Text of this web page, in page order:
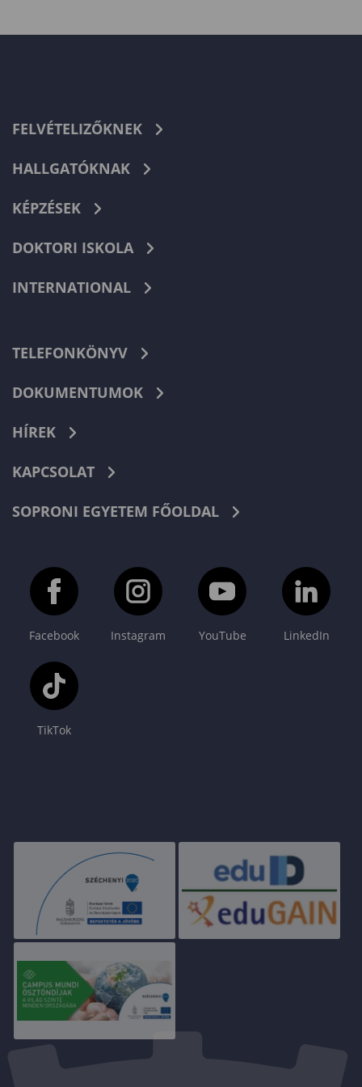
FELVÉTELIZŐKNEK
HALLGATÓKNAK
KÉPZÉSEK
DOKTORI ISKOLA
INTERNATIONAL
TELEFONKÖNYV
DOKUMENTUMOK
HÍREK
KAPCSOLAT
SOPRONI EGYETEM FŐOLDAL
Facebook Instagram YouTube LinkedIn
TikTok